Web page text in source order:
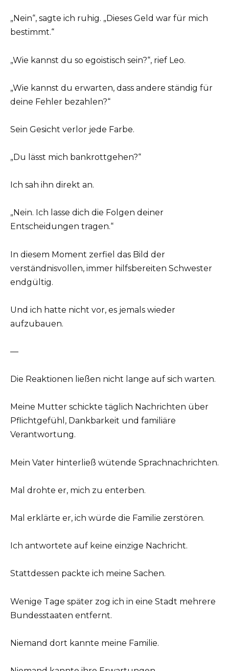
„Nein“, sagte ich ruhig. „Dieses Geld war für mich
bestimmt.“
„Wie kannst du so egoistisch sein?“, rief Leo.
„Wie kannst du erwarten, dass andere ständig für
deine Fehler bezahlen?“
Sein Gesicht verlor jede Farbe.
„Du lässt mich bankrottgehen?“
Ich sah ihn direkt an.
„Nein. Ich lasse dich die Folgen deiner
Entscheidungen tragen.“
In diesem Moment zerfiel das Bild der
verständnisvollen, immer hilfsbereiten Schwester
endgültig.
Und ich hatte nicht vor, es jemals wieder
aufzubauen.
—
Die Reaktionen ließen nicht lange auf sich warten.
Meine Mutter schickte täglich Nachrichten über
Pflichtgefühl, Dankbarkeit und familiäre
Verantwortung.
Mein Vater hinterließ wütende Sprachnachrichten.
Mal drohte er, mich zu enterben.
Mal erklärte er, ich würde die Familie zerstören.
Ich antwortete auf keine einzige Nachricht.
Stattdessen packte ich meine Sachen.
Wenige Tage später zog ich in eine Stadt mehrere
Bundesstaaten entfernt.
Niemand dort kannte meine Familie.